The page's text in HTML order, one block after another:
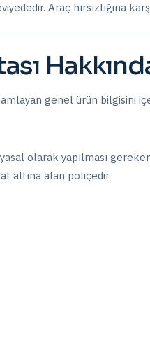
Araç hırsızlığına
genel ürün bilgisini
olarak yapılması
altına alan poliçedir.